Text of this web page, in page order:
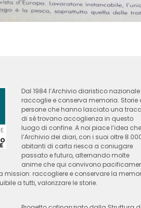
Dal 1984 l’Archivio diaristico nazionale
raccoglie e conserva memoria. Storie
persone che hanno lasciato una
di sé trovano accoglienza in questo
luogo di confine. A noi piace l’idea che
l’Archivio dei diari, con i suoi oltre
abitanti di carta riesca a coniugare
passato e futuro, alternando molte
anime che qui convivono
mission: raccogliere e conservare la
a tutti, valorizzare le storie.